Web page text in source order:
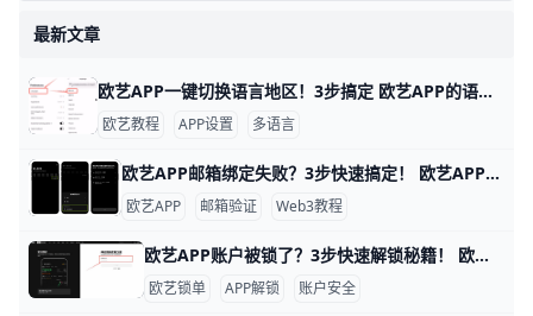
最新文章
欧艺APP一键切换语言地区！3步搞定 欧艺APP的语言和地区切换非常简单，只需几步就能搞定，让你用母语界面更舒服。举个例子，如果你手机是英文版，想改成简体中文，整个过程不到1分钟。
欧艺教程 APP设置 多语言
欧艺APP邮箱绑定失败？3步快速搞定！ 欧艺APP无法绑定邮箱是很多用户遇到的常见问题，通常因为网络限制、邮箱服务商屏蔽或APP缓存问题导致。好消息是，通过简单步骤就能解决。下面我们一步步来试试。
欧艺APP 邮箱验证 Web3教程
欧艺APP账户被锁了？3步快速解锁秘籍！ 欧艺APP账户被锁定很常见，通常是因为身份验证没完成、异常登录或风控检查。比如，用户小李发现登录时提示“账户临时冻结”，这是平台为安全检测的正常反应。根据欧艺官方数据，80%的锁定案例通过简单验证就能解锁。
欧艺锁单 APP解锁 账户安全